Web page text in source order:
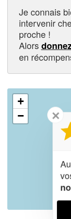
Je connais
intervenir
proche !
Alors
en
+
−
✕